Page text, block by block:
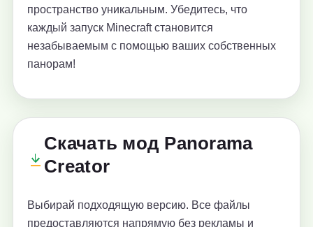
пространство уникальным. Убедитесь, что
каждый запуск Minecraft становится
незабываемым с помощью ваших собственных
панорам!
Скачать мод Panorama
Creator
Выбирай подходящую версию. Все файлы
предоставляются напрямую без рекламы и